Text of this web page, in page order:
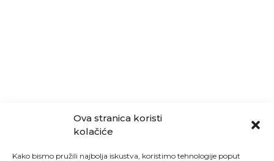
Ova stranica koristi
kolačiće
Kako bismo pružili najbolja iskustva, koristimo tehnologije poput